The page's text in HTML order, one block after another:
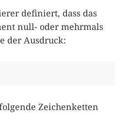
definiert, dass das
null- oder mehrmals
der Ausdruck:
Zeichenketten